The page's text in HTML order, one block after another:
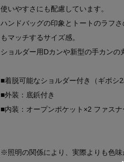
使いやすさにも配慮しています。
ハンドバッグの印象とトートのラフ
もマッチするサイズ感。
ショルダー用Dカンや新型の手カンの
■着脱可能なショルダー付き（ギボシ2
■外装：底鋲付き
■内装：オープンポケット×2 ファスナ
※照明の関係により、実際よりも色